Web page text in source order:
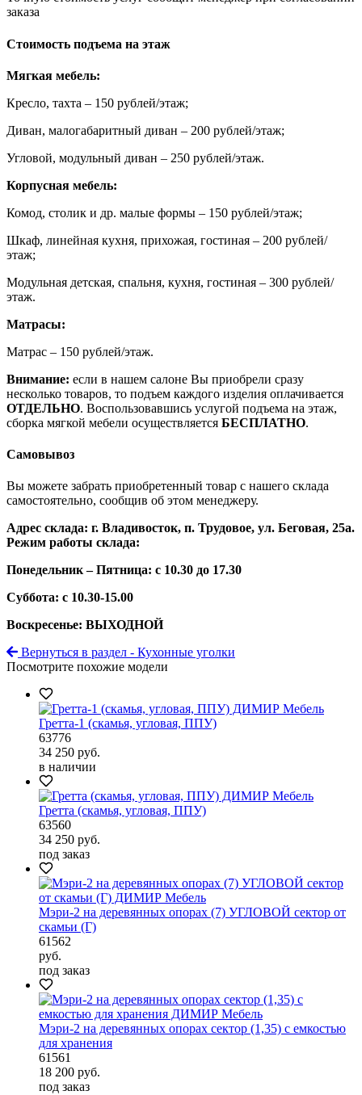
заказа
Стоимость подъема на этаж
Мягкая мебель:
Кресло, тахта – 150 рублей/этаж;
Диван, малогабаритный диван – 200 рублей/этаж;
Угловой, модульный диван – 250 рублей/этаж.
Корпусная мебель:
Комод, столик и др. малые формы – 150 рублей/этаж;
Шкаф, линейная кухня, прихожая, гостиная – 200 рублей/
этаж;
Модульная детская, спальня, кухня, гостиная – 300 рублей/
этаж.
Матрасы:
Матрас – 150 рублей/этаж.
Внимание: если в нашем салоне Вы приобрели сразу
несколько товаров, то подъем каждого изделия оплачивается
ОТДЕЛЬНО. Воспользовавшись услугой подъема на этаж,
сборка мягкой мебели осуществляется БЕСПЛАТНО.
Самовывоз
Вы можете забрать приобретенный товар с нашего склада
самостоятельно, сообщив об этом менеджеру.
Адрес склада: г. Владивосток, п. Трудовое, ул. Беговая, 25а.
Режим работы склада:
Понедельник – Пятница: с 10.30 до 17.30
Суббота: с 10.30-15.00
Воскресенье: ВЫХОДНОЙ
Вернуться в раздел - Кухонные уголки
Посмотрите похожие модели
Гретта-1 (скамья, угловая, ППУ)
63776
34 250 руб.
в наличии
Гретта (скамья, угловая, ППУ)
63560
34 250 руб.
под заказ
Мэри-2 на деревянных опорах (7) УГЛОВОЙ сектор от
скамьи (Г)
61562
руб.
под заказ
Мэри-2 на деревянных опорах сектор (1,35) с емкостью
для хранения
61561
18 200 руб.
под заказ